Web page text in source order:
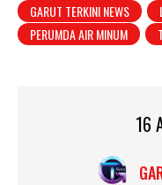
GARUT TERKINI NEWS
PERUMDA AIR MINUM
16